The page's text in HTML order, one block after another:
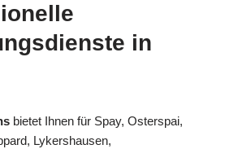
in
bietet Ihnen für Spay, Osterspai,
Lykershausen,